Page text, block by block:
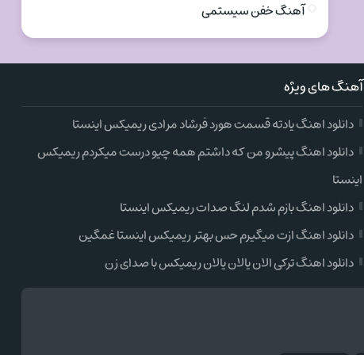
آهنگ خفن سیستمی
آهنگ های ویژه
دانلود اهنگ یادته قسمت هورد فرشاد مرادی ریمیکس اینستا
دانلود اهنگ پیشرو من که داشتم همه چیو درست میکردم ریمیکس
اینستا
دانلود اهنگ بازم شدم لنگ صدات ریمیکس اینستا
دانلود اهنگ ازت میگیرم حس بهتر ریمیکس اینستا غمگین
دانلود اهنگ ترکی الان یالان یالان ریمیکس با صدای زن